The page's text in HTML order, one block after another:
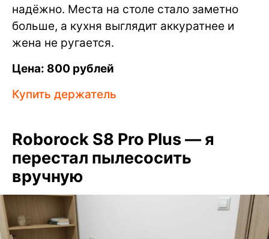
надёжно. Места на столе стало заметно
больше, а кухня выглядит аккуратнее и
жена не ругается.
Цена: 800 рублей
Купить держатель
Roborock S8 Pro Plus — я
перестал пылесосить
вручную